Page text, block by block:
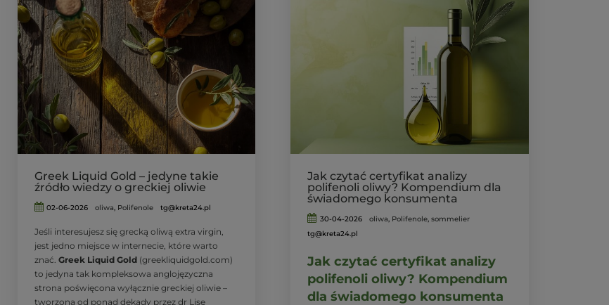
Greek Liquid Gold – jedyne takie
źródło wiedzy o greckiej oliwie
02-06-2026 oliwa, Polifenole tg@kreta24.pl
Jeśli interesujesz się grecką oliwą extra virgin,
jest jedno miejsce w internecie, które warto
znać. Greek Liquid Gold(greekliquidgold.com)
to jedyna tak kompleksowa anglojęzyczna
strona poświęcona wyłącznie greckiej oliwie –
tworzona od ponad dekady przez dr Lisę
Jak czytać certyfikat analizy
polifenoli oliwy? Kompendium dla
świadomego konsumenta
30-04-2026 oliwa, Polifenole, sommelier
tg@kreta24.pl
Jak czytać certyfikat analizy
polifenoli oliwy? Kompendium
dla świadomego konsumenta